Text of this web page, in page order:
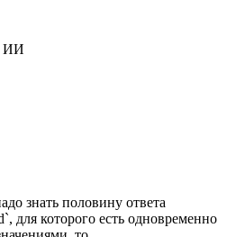
ИИ
знать половину ответа
для которого есть одновременно